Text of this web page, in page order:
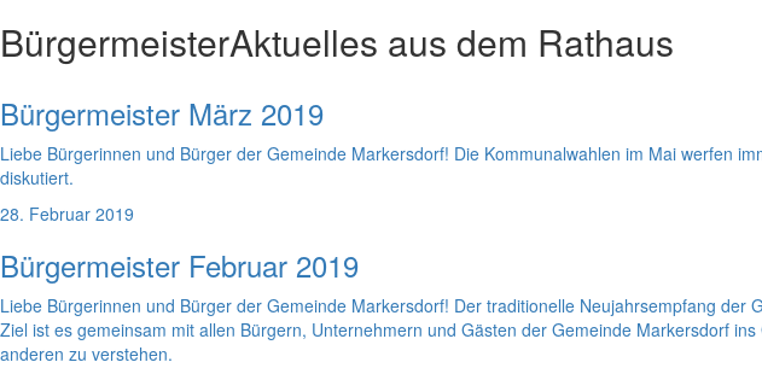
BürgermeisterAktuelles aus dem Rathaus
Bürgermeister März 2019
Liebe Bürgerinnen und Bürger der Gemeinde Markersdorf! Die Kommunalwahlen im Mai werfen
diskutiert.
28. Februar 2019
Bürgermeister Februar 2019
Liebe Bürgerinnen und Bürger der Gemeinde Markersdorf! Der traditionelle Neujahrsempfang
Ziel ist es gemeinsam mit allen Bürgern, Unternehmern und Gästen der Gemeinde Markersdorf
anderen zu verstehen.